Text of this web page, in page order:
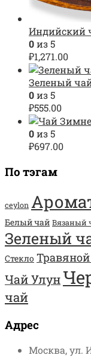
Индийский
0из 5
₽1,271.00
Зеленый
0из 5
₽555.00
0из 5
₽697.00
По тэгам
ceylon
Белый чай Вязаный
Зеленый
Стекло
Чай Улун
чай
Адрес
Москва, ул.